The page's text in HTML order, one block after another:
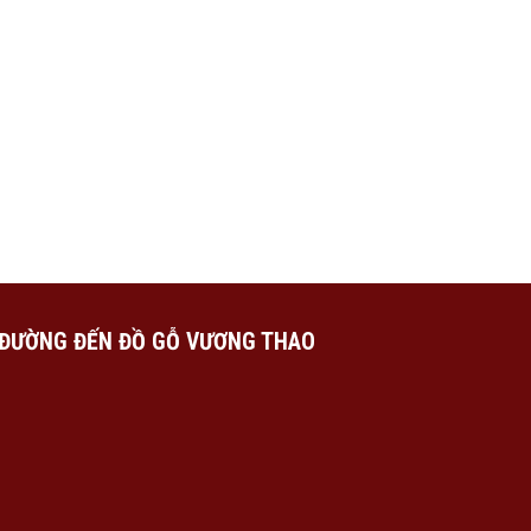
ĐẾN ĐỒ GỖ VƯƠNG THAO